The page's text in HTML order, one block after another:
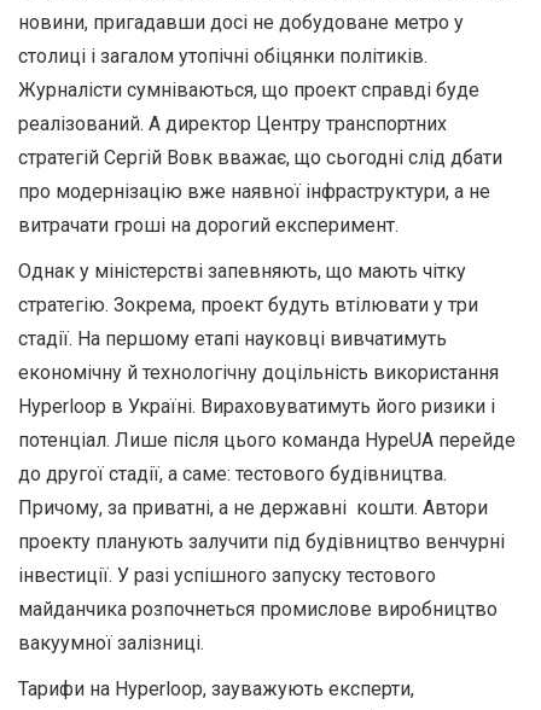
новини, пригадавши досі не добудоване метро у
столиці і загалом утопічні обіцянки політиків.
Журналісти сумніваються, що проект справді буде
реалізований. А директор Центру транспортних
стратегій Сергій Вовк вважає, що сьогодні слід дбати
про модернізацію вже наявної інфраструктури, а не
витрачати гроші на дорогий експеримент.
Однак у міністерстві запевняють, що мають чітку
стратегію. Зокрема, проект будуть втілювати у три
стадії. На першому етапі науковці вивчатимуть
економічну й технологічну доцільність використання
Hyperloop в Україні. Вираховуватимуть його ризики і
потенціал. Лише після цього команда HypeUA перейде
до другої стадії, а саме: тестового будівництва.
Причому, за приватні, а не державні кошти. Автори
проекту планують залучити під будівництво венчурні
інвестиції. У разі успішного запуску тестового
майданчика розпочнеться промислове виробництво
вакуумної залізниці.
Тарифи на Hyperloop, зауважують експерти,